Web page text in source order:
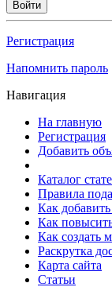
Войти
Регистрация
Напомнить пароль
Навигация
На главную
Регистрация
Добавить
Каталог
Правила
Как
Как
Как создать
Раскрутка
Карта сайта
Статьи